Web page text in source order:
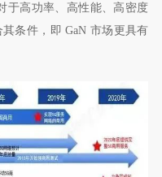
于高功率、高性能、高密度
其条件，即 GaN 市场更具有